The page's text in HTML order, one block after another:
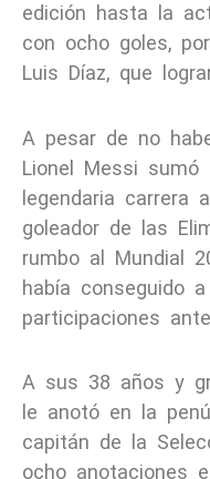
edición hasta la
con ocho goles,
Luis Díaz, que
A pesar de no
Lionel Messi
legendaria carrera
goleador de las
rumbo al Mundial
había conseguido
participaciones
A sus 38 años y
le anotó en la
capitán de la
ocho anotaciones